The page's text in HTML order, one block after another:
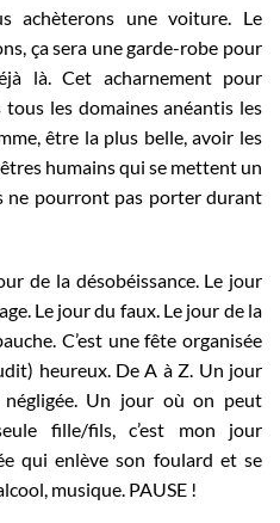
achèterons une voiture. Le
ça sera une garde-robe pour
là. Cet acharnement pour
tous les domaines anéantis les
être la plus belle, avoir les
humains qui se mettent un
ne pourront pas porter durant
de la désobéissance. Le jour
Le jour du faux. Le jour de la
C’est une fête organisée
heureux. De A à Z. Un jour
Un jour où on peut
fille/fils, c’est mon jour
qui enlève son foulard et se
musique. PAUSE !